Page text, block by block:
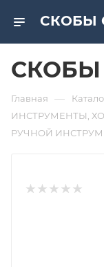
СКОБЫ
Главная —
ИНСТРУМЕНТЫ,
РУЧНОЙ